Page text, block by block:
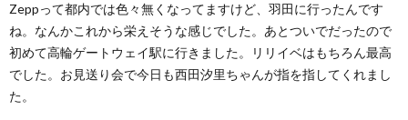
Zeppって都内では色々無くなってますけど、羽田に行ったんです
ね。なんかこれから栄えそうな感じでした。あとついでだったので
初めて高輪ゲートウェイ駅に行きました。リリイベはもちろん最高
でした。お見送り会で今日も西田汐里ちゃんが指を指してくれまし
た。